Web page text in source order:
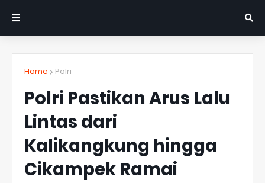
Home Polri
Polri Pastikan Arus Lalu
Lintas dari
Kalikangkung hingga
Cikampek Ramai